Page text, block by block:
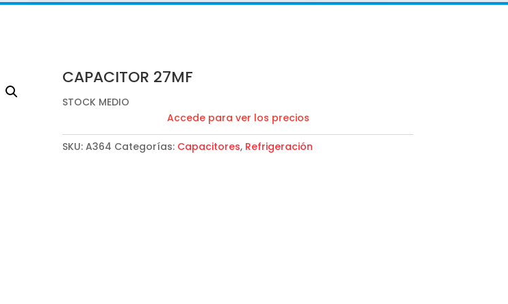
CAPACITOR 27MF
STOCK MEDIO
Accede para ver los precios
SKU:A364 Categorías: Capacitores, Refrigeración